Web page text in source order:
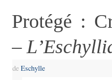
Protégé :
–
deEschylle